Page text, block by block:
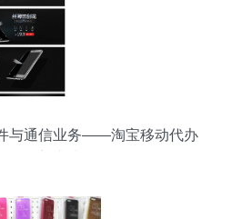
与通信业务——淘宝移动代办